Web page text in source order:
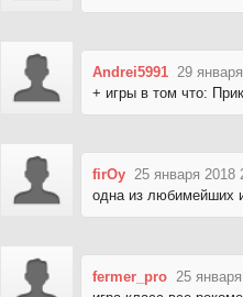
Andrei5991 29
+ игры в том что:
firOy 25 января 2018
одна из любимейших
fermer_pro 25